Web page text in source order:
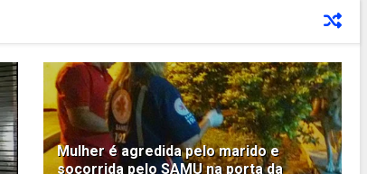
Mulher é agredida pelo marido e
socorrida pelo SAMU na porta da